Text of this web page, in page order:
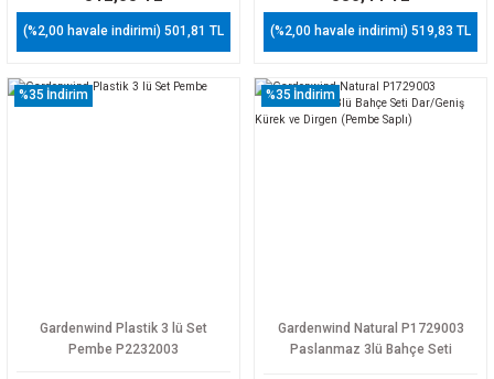
(%2,00 havale indirimi) 501,81 TL (%2,00 havale indirimi) 519,83 TL
%35 İndirim
Gardenwind Plastik 3 lü Set
Pembe P2232003
%35 İndirim
Gardenwind Natural P1729003
Paslanmaz 3lü Bahçe Seti